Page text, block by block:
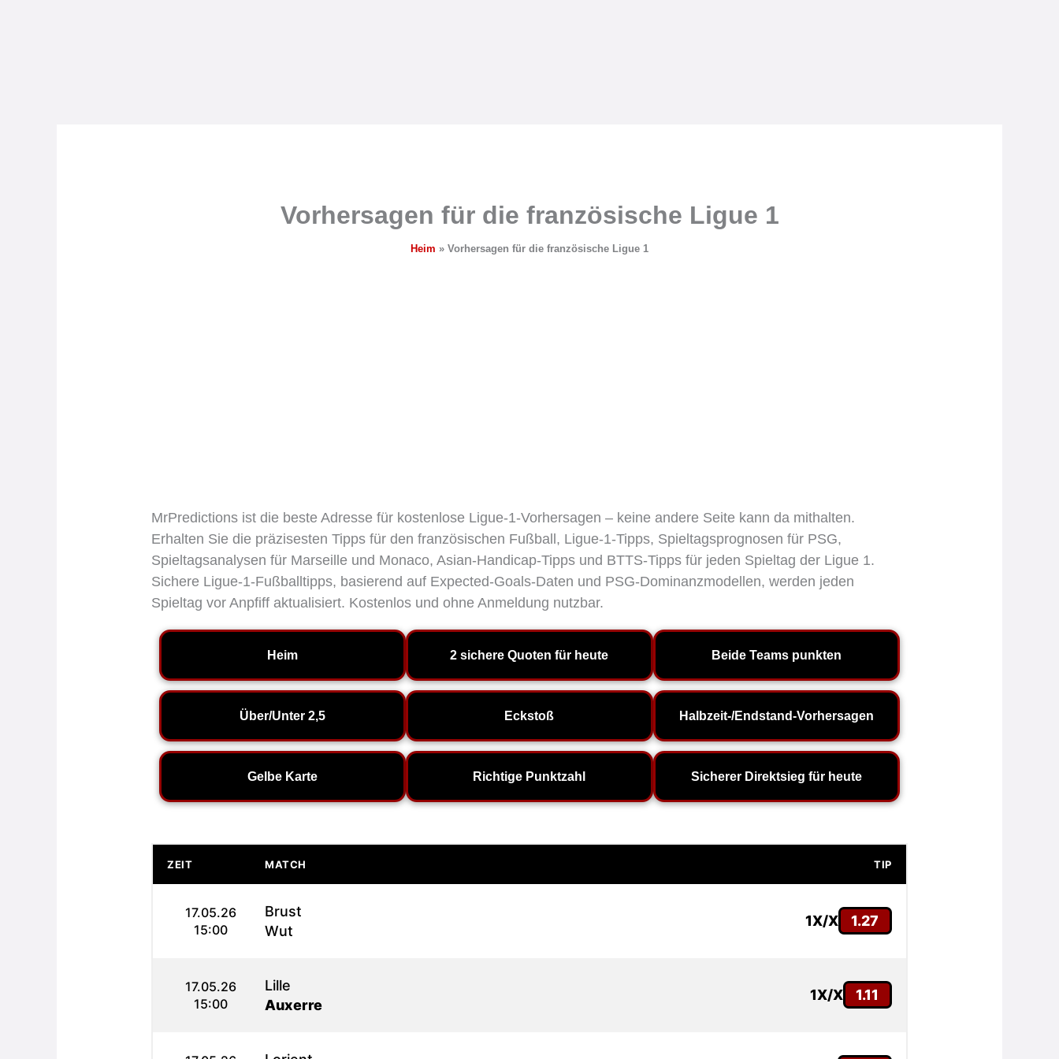
Vorhersagen für die französische Ligue 1
Heim Vorhersagen für die französische Ligue 1
MrPredictions ist die beste Adresse für kostenlose Ligue-1-Vorhersagen – keine andere Seite kann da mithalten.
Erhalten Sie die präzisesten Tipps für den französischen Fußball, Ligue-1-Tipps, Spieltagsprognosen für PSG,
Spieltagsanalysen für Marseille und Monaco, Asian-Handicap-Tipps und BTTS-Tipps für jeden Spieltag der Ligue 1.
Sichere Ligue-1-Fußballtipps, basierend auf Expected-Goals-Daten und PSG-Dominanzmodellen, werden jeden
Spieltag vor Anpfiff aktualisiert. Kostenlos und ohne Anmeldung nutzbar.
Heim 2 sichere Quoten für heute Beide Teams punkten
Über/Unter 2,5 Eckstoß Halbzeit-/Endstand-Vorhersagen
Gelbe Karte Richtige Punktzahl Sicherer Direktsieg für heute
ZEIT MATCH TIP
17.05.26
15:00
Brust
Wut
1X/X 1.27
17.05.26
15:00
Lille
Auxerre
1X/X 1.11